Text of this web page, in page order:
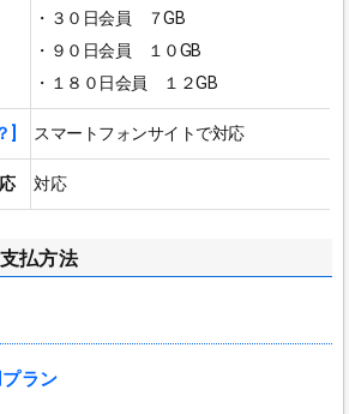
・３０日会員 ７GB
・９０日会員 １０GB
・１８０日会員 １２GB
] スマートフォンサイトで対応
対応
払方法
ラン